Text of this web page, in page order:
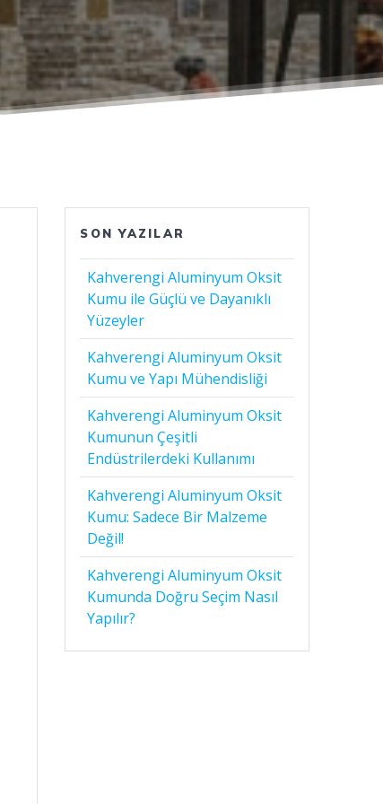
SON YAZILAR
Kahverengi Aluminyum Oksit
Kumu ile Güçlü ve Dayanıklı
Yüzeyler
Kahverengi Aluminyum Oksit
Kumu ve Yapı Mühendisliği
Kahverengi Aluminyum Oksit
Kumunun Çeşitli
Endüstrilerdeki Kullanımı
Kahverengi Aluminyum Oksit
Kumu: Sadece Bir Malzeme
Değil!
Kahverengi Aluminyum Oksit
Kumunda Doğru Seçim Nasıl
Yapılır?